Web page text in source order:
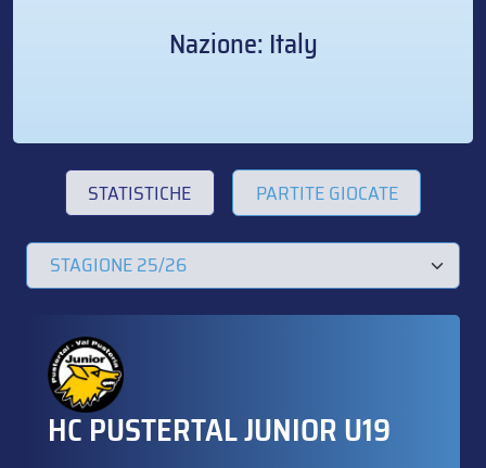
Nazione: Italy
STATISTICHE PARTITE GIOCATE
HC PUSTERTAL JUNIOR U19